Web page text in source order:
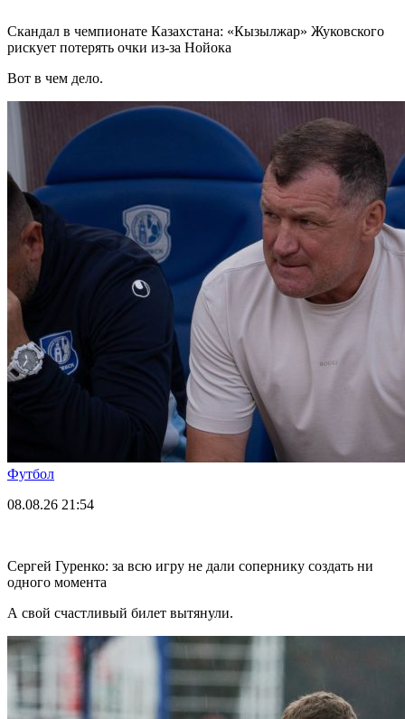
Скандал в чемпионате Казахстана: «Кызылжар» Жуковского
рискует потерять очки из-за Нойока
Вот в чем дело.
Футбол
08.08.26 21:54
Сергей Гуренко: за всю игру не дали сопернику создать ни
одного момента
А свой счастливый билет вытянули.